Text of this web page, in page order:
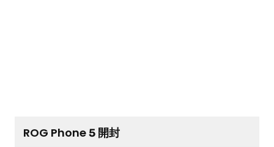
ROG Phone 5 開封